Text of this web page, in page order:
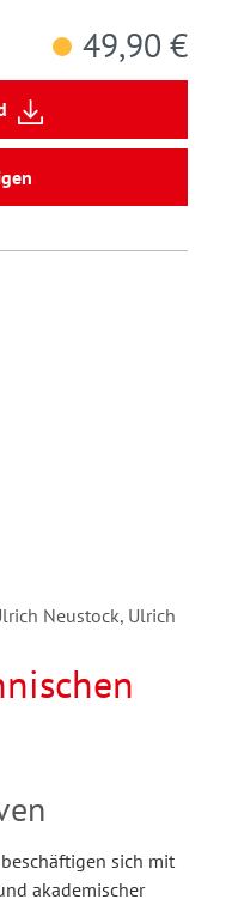
49,90 €
Neustock, Ulrich
sich mit
akademischer